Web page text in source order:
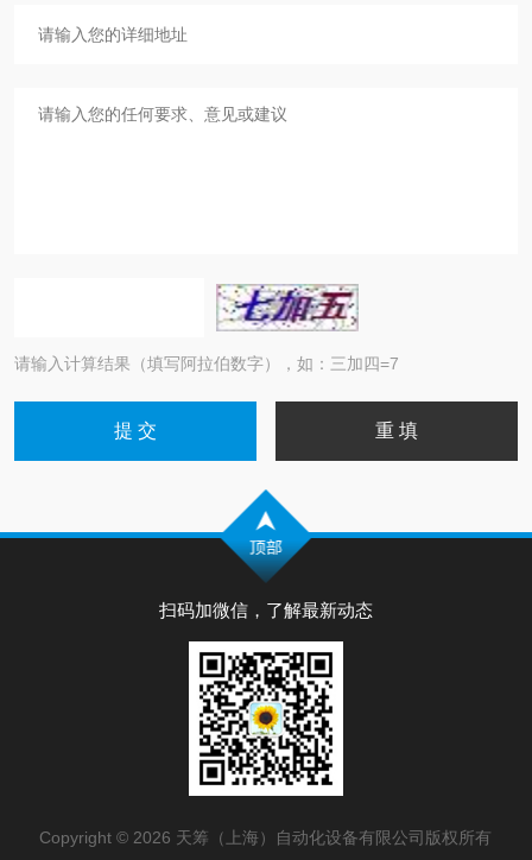
请输入计算结果（填写阿拉伯数字），如：三加四=7
扫码加微信，了解最新动态
Copyright © 2026 天筹（上海）自动化设备有限公司版权所有